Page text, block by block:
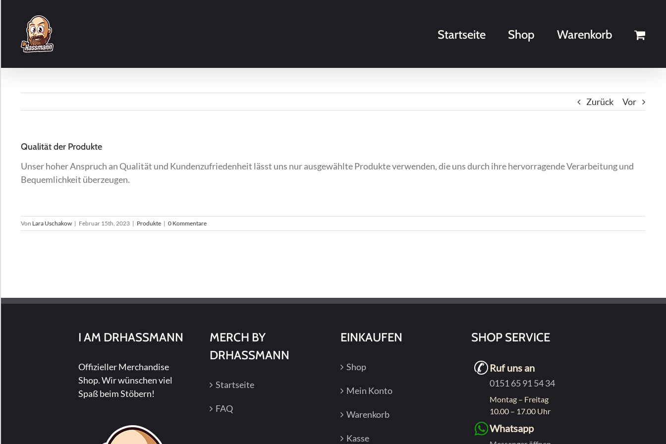
springen
Startseite Shop Warenkorb
Zurück Vor
Qualität der Produkte
Unser hoher Anspruch an Qualität und Kundenzufriedenheit lässt uns nur ausgewählte Produkte verwenden, die uns durch ihre hervorragende Verarbeitung und
Bequemlichkeit überzeugen.
Von Lara Uschakow | Februar 15th, 2023 | Produkte | 0 Kommentare
I AM DRHASSMANN
Offizieller Merchandise
Shop. Wir wünschen viel
Spaß beim Stöbern!
MERCH BY
DRHASSMANN
Startseite
FAQ
EINKAUFEN
Shop
Mein Konto
Warenkorb
Kasse
SHOP SERVICE
Ruf uns an
0151 65 91 54 34
Montag – Freitag
10.00 – 17.00 Uhr
Whatsapp